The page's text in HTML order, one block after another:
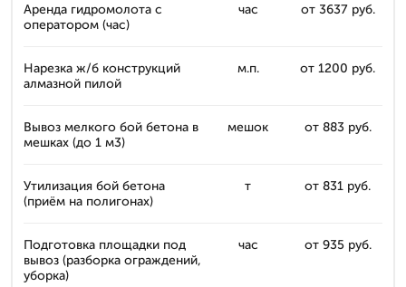
Аренда гидромолота с
оператором (час)
час от 3637 руб.
Нарезка ж/б конструкций
алмазной пилой
м.п. от 1200 руб.
Вывоз мелкого бой бетона в
мешках (до 1 м3)
мешок от 883 руб.
Утилизация бой бетона
(приём на полигонах)
т от 831 руб.
Подготовка площадки под
вывоз (разборка ограждений,
уборка)
час от 935 руб.